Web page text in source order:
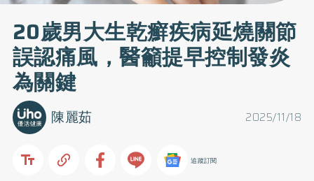
20歲男大生乾癬疾病延燒關節
誤認痛風，醫籲提早控制發炎
為關鍵
2025/11/18
陳麗茹
追蹤訂閱